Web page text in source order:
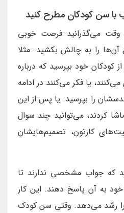
وقت می‌گذرانید فرصت خوبی
را به چالش بکشید. مثلا
کودکان خود بپرسید که درباره
یا فکر می‌کنند در ادامه
را بپرسید. یا پس از این
کردند، می‌توانید چند سوال
کارتون، تصمیم‌هایشان
که جواب مشخصی ندارند تا
خود به آن پاسخ دهند. این کار
رشد می‌دهد. وقتی سن کودک